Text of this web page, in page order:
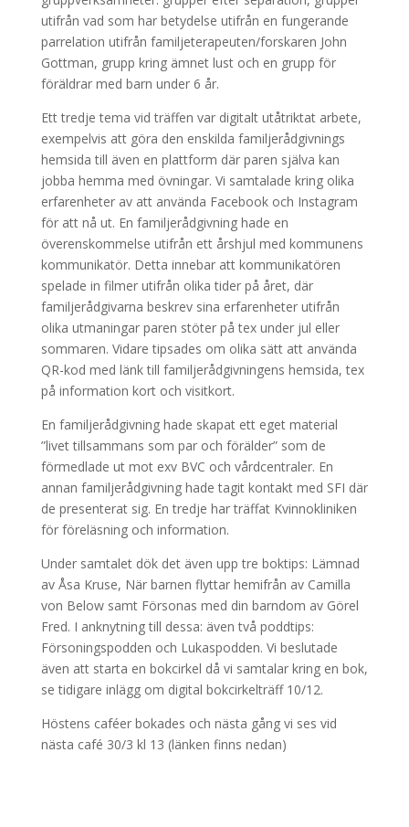
utifrån vad som har betydelse utifrån en fungerande
parrelation utifrån familjeterapeuten/forskaren John
Gottman, grupp kring ämnet lust och en grupp för
föräldrar med barn under 6 år.
Ett tredje tema vid träffen var digitalt utåtriktat arbete,
exempelvis att göra den enskilda familjerådgivnings
hemsida till även en plattform där paren själva kan
jobba hemma med övningar. Vi samtalade kring olika
erfarenheter av att använda Facebook och Instagram
för att nå ut. En familjerådgivning hade en
överenskommelse utifrån ett årshjul med kommunens
kommunikatör. Detta innebar att kommunikatören
spelade in filmer utifrån olika tider på året, där
familjerådgivarna beskrev sina erfarenheter utifrån
olika utmaningar paren stöter på tex under jul eller
sommaren. Vidare tipsades om olika sätt att använda
QR-kod med länk till familjerådgivningens hemsida, tex
på information kort och visitkort.
En familjerådgivning hade skapat ett eget material
”livet tillsammans som par och förälder” som de
förmedlade ut mot exv BVC och vårdcentraler. En
annan familjerådgivning hade tagit kontakt med SFI där
de presenterat sig. En tredje har träffat Kvinnokliniken
för föreläsning och information.
Under samtalet dök det även upp tre boktips: Lämnad
av Åsa Kruse, När barnen flyttar hemifrån av Camilla
von Below samt Försonas med din barndom av Görel
Fred. I anknytning till dessa: även två poddtips:
Försoningspodden och Lukaspodden. Vi beslutade
även att starta en bokcirkel då vi samtalar kring en bok,
se tidigare inlägg om digital bokcirkelträff 10/12.
Höstens caféer bokades och nästa gång vi ses vid
nästa café 30/3 kl 13 (länken finns nedan)